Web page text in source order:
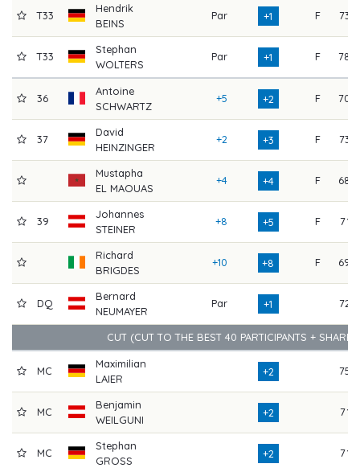
T33
Hendrik
BEINS
Par +1 F 73
T33
Stephan
WOLTERS
Par +1 F 78
36
Antoine
SCHWARTZ
+5 +2 F 70
37
David
HEINZINGER
+2 +3 F 73
Mustapha
EL MAOUAS
+4 +4 F 68
39
Johannes
STEINER
+8 +5 F 71
Richard
BRIGDES
+10 +8 F 69
DQ
Bernard
NEUMAYER
Par +1 72
CUT (CUT TO THE BEST 40 PARTICIPANTS +
MC
Maximilian
LAIER
+2 75
MC
Benjamin
WEILGUNI
+2 71
MC
Stephan
GROSS
+2 71